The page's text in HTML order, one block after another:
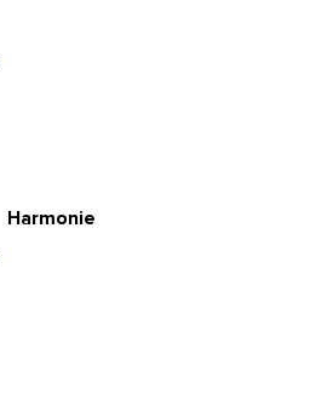
Harmonie